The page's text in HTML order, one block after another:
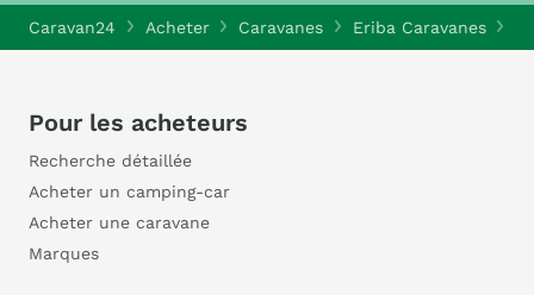
Caravan24 Acheter Caravanes Eriba Caravanes
Pour les acheteurs
Recherche détaillée
Acheter un camping-car
Acheter une caravane
Marques